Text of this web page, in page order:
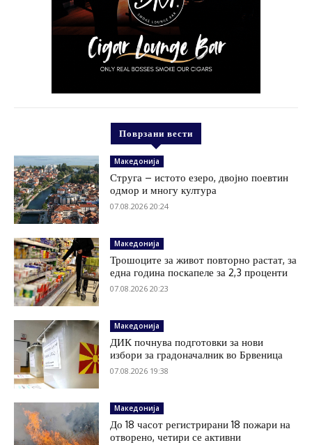
Поврзани вести
Македонија
Струга – истото езеро, двојно поевтин
одмор и многу култура
07.08.2026 20:24
Македонија
Трошоците за живот повторно растат, за
една година поскапеле за 2,3 проценти
07.08.2026 20:23
Македонија
ДИК почнува подготовки за нови
избори за градоначалник во Брвеница
07.08.2026 19:38
Македонија
До 18 часот регистрирани 18 пожари на
отворено, четири се активни